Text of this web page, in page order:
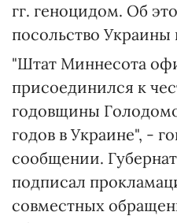
гг. геноцидом. Об
посольство
"Штат Миннесота
присоединился к
годовщины
годов в Украине", -
сообщении.
подписал
совместных